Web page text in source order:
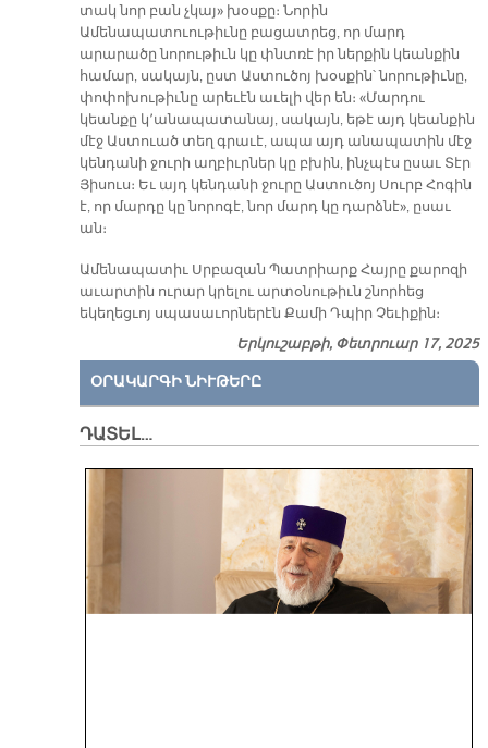
տակ նոր բան չկայ» խօսքը։ Նորին
Ամենապատուութիւնը բացատրեց, որ մարդ
արարածը նորութիւն կը փնտռէ իր ներքին կեանքին
համար, սակայն, ըստ Աստուծոյ խօսքին՝ նորութիւնը,
փոփոխութիւնը արեւէն աւելի վեր են։ «Մարդու
կեանքը կ՚անապատանայ, սակայն, եթէ այդ կեանքին
մէջ Աստուած տեղ գրաւէ, ապա այդ անապատին մէջ
կենդանի ջուրի աղբիւրներ կը բխին, ինչպէս ըսաւ Տէր
Յիսուս։ Եւ այդ կենդանի ջուրը Աստուծոյ Սուրբ Հոգին
է, որ մարդը կը նորոգէ, նոր մարդ կը դարձնէ», ըսաւ
ան։
Ամենապատիւ Սրբազան Պատրիարք Հայրը քարոզի
աւարտին ուրար կրելու արտօնութիւն շնորհեց
եկեղեցւոյ սպասաւորներէն Քամի Դպիր Չեւիքին։
Երկուշաբթի, Փետրուար 17, 2025
ՕՐԱԿԱՐԳԻ ՆԻՒԹԵՐԸ
ԴԱՏԵԼ…